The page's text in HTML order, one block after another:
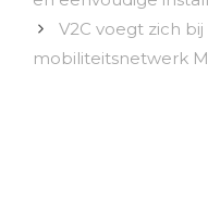
V2C voegt zich
mobiliteitsnetwerk